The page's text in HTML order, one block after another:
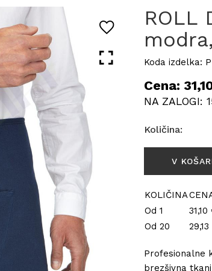
ROLL
Koda izdelka:
Cena:
NA ZALOGI:
Količina:
KOLIČINA
Od 1
31,10
Od 20
Profesionalne
brezšivna